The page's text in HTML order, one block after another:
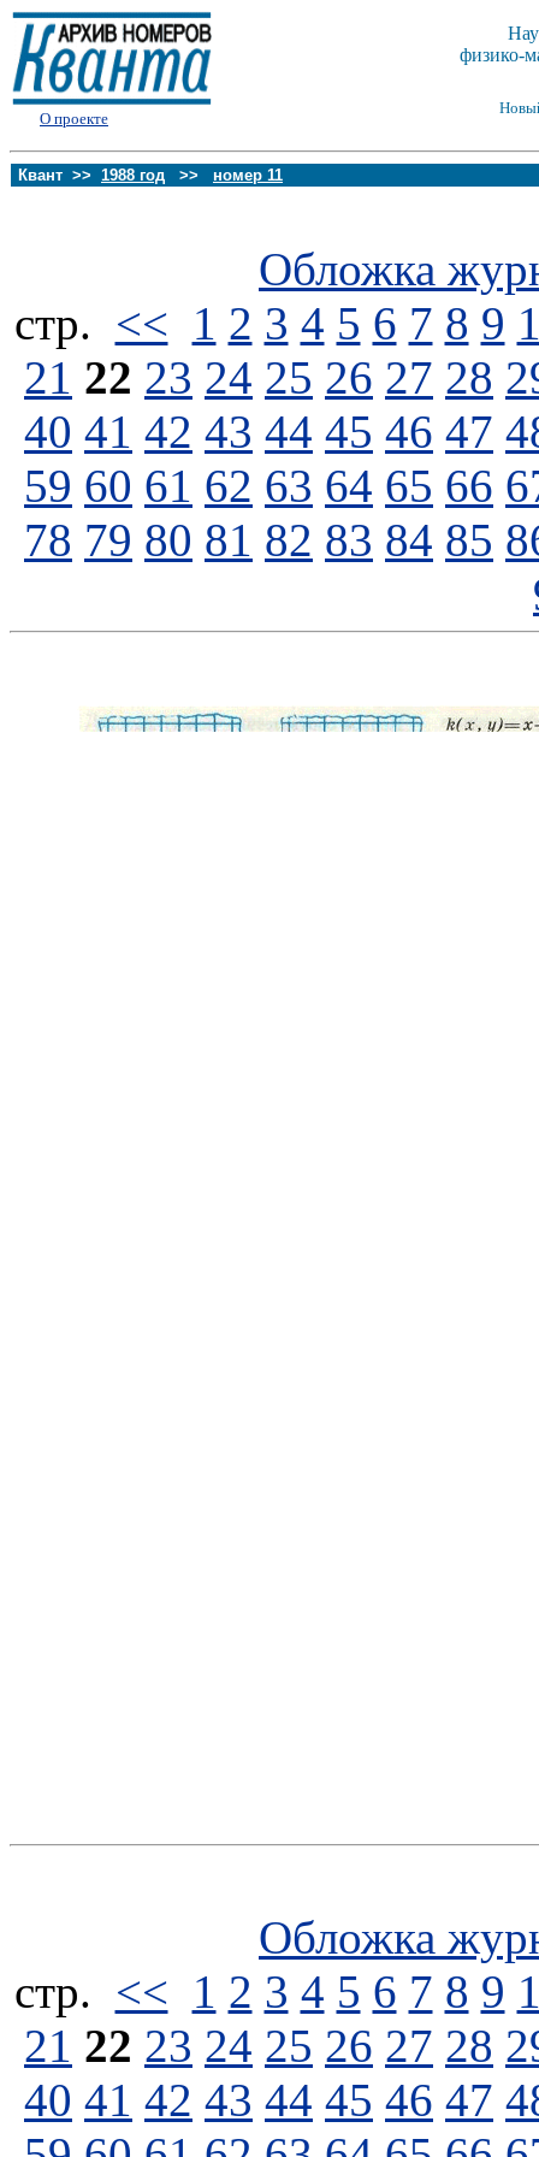
О проекте
физико-
Квант >> 1988 год >> номер 11
Обложка
стp. << 1 2 3 4 5 6 7 8 9
21 22 23 24 25 26 27 28
40 41 42 43 44 45 46 47
59 60 61 62 63 64 65 66
78 79 80 81 82 83 84 85
Обложка
стp. << 1 2 3 4 5 6 7 8 9
21 22 23 24 25 26 27 28
40 41 42 43 44 45 46 47